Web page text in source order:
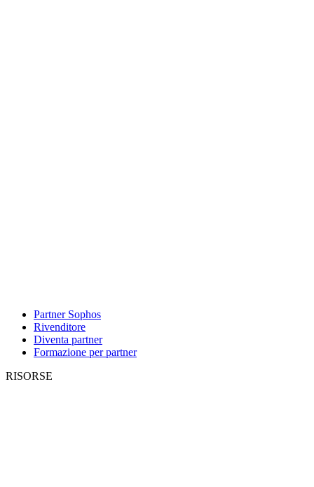
Partner Sophos
Rivenditore
Diventa partner
Formazione per partner
RISORSE